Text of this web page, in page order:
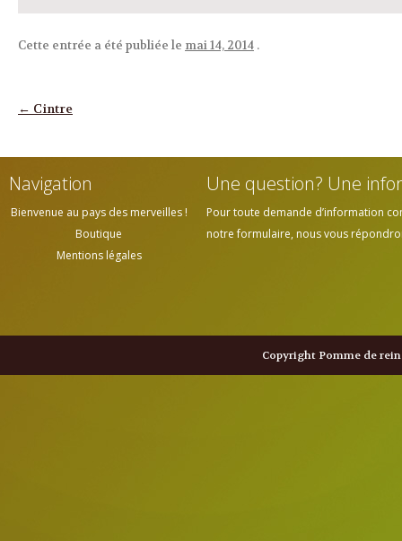
Cette entrée a été publiée le mai 14, 2014 .
Navigation des articles
← Cintre
Navigation
Bienvenue au pays des merveilles !
Boutique
Mentions légales
Une question? Une
Pour toute demande d’information
notre formulaire, nous vous
Copyright Pomme de